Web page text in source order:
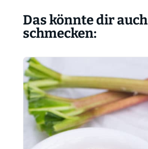
Das könnte dir auch
schmecken: